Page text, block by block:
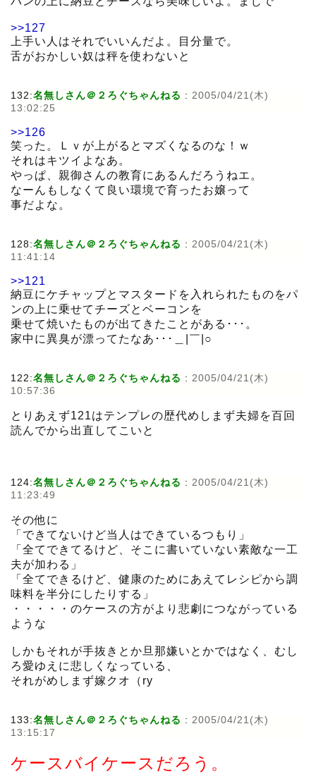
>>127
上手い人はそれでいいんだよ。目分量で。
舌がおかしい奴は秤を使わないと
132:名無しさん＠２ろぐちゃんねる : 2005/04/21(木)
13:02:25
>>126
笑った。Ｌｖが上がるとマズくなるのな！ｗ
それはキツイよなあ。
やっぱ、親御さんの教育にあるんだろうねエ。
なーんもしなくて良い環境で育ったお嬢って
事だよな。
128:名無しさん＠２ろぐちゃんねる : 2005/04/21(木)
11:41:14
>>121
納豆にケチャップとマスタードを入れられたものをパ
ンの上に乗せてチーズとベーコンを
乗せて焼いたものが出てきたことがある･･･。
家中に異臭が漂ってたなあ･･･＿|￣|○
122:名無しさん＠２ろぐちゃんねる : 2005/04/21(木)
10:57:36
とりあえず121はテンプレの歴代めしまず夫婦を百回
読んでから出直してこいと
124:名無しさん＠２ろぐちゃんねる : 2005/04/21(木)
11:23:49
その他に
「できてないけど当人はできているつもり」
「全てできてるけど、そこに書いていない素敵な一工
夫が加わる」
「全てできるけど、健康のためにあえてレシピから調
味料を半分にしたりする」
・・・・・のケースの方がより悲劇につながっている
ような
しかもそれが手抜きとか旦那嫌いとかではなく、むし
ろ愛ゆえに悲しくなっている、
それがめしまず嫁クオ（ry
133:名無しさん＠２ろぐちゃんねる : 2005/04/21(木)
13:15:17
ケースバイケースだろう。